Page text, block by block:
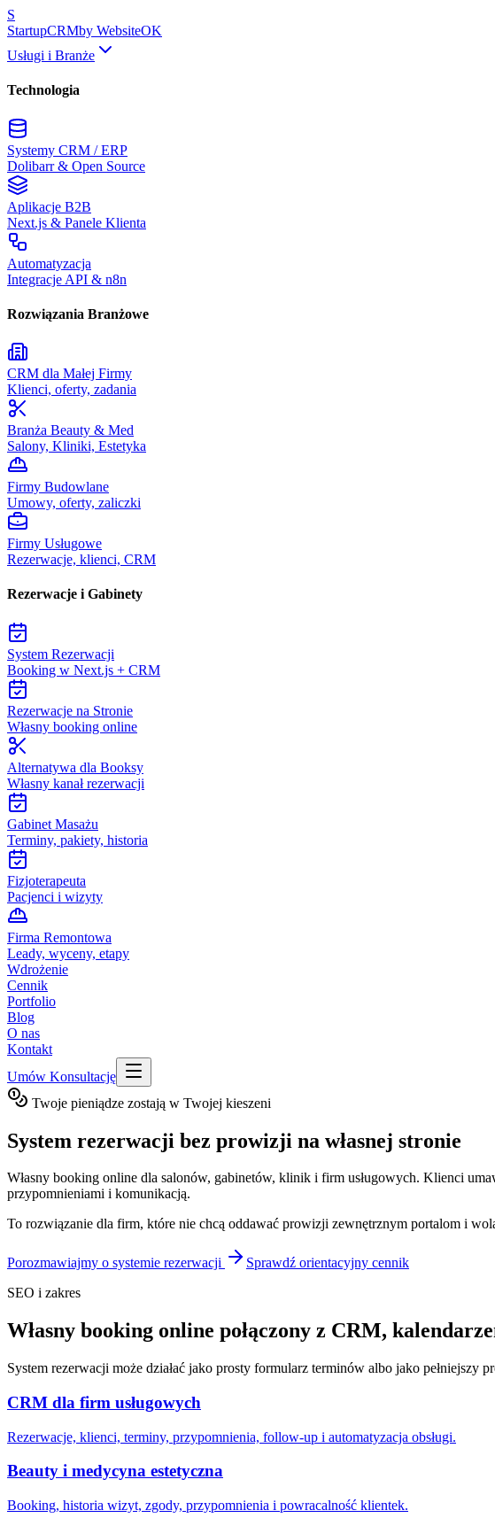
S
StartupCRMby WebsiteOK
Usługi i Branże
Technologia
Systemy CRM / ERP
Dolibarr & Open Source
Aplikacje B2B
Next.js & Panele Klienta
Automatyzacja
Integracje API & n8n
Rozwiązania Branżowe
CRM dla Małej Firmy
Klienci, oferty, zadania
Branża Beauty & Med
Salony, Kliniki, Estetyka
Firmy Budowlane
Umowy, oferty, zaliczki
Firmy Usługowe
Rezerwacje, klienci, CRM
Rezerwacje i Gabinety
System Rezerwacji
Booking w Next.js + CRM
Rezerwacje na Stronie
Własny booking online
Alternatywa dla Booksy
Własny kanał rezerwacji
Gabinet Masażu
Terminy, pakiety, historia
Fizjoterapeuta
Pacjenci i wizyty
Firma Remontowa
Leady, wyceny, etapy
Wdrożenie
Cennik
Portfolio
Blog
O nas
Kontakt
Umów Konsultację
Twoje pieniądze zostają w Twojej kieszeni
System rezerwacji bez prowizji na własnej stronie
Własny booking online dla salonów, gabinetów, klinik i firm usługowych. Klienci
przypomnieniami i komunikacją.
To rozwiązanie dla firm, które nie chcą oddawać prowizji zewnętrznym portalom i
Porozmawiajmy o systemie rezerwacji
Sprawdź orientacyjny cennik
SEO i zakres
Własny booking online połączony z CRM,
System rezerwacji może działać jako prosty formularz terminów albo jako
CRM dla firm usługowych
Rezerwacje, klienci, terminy, przypomnienia, follow-up i automatyzacja obsługi.
Beauty i medycyna estetyczna
Booking, historia wizyt, zgody, przypomnienia i powracalność klientek.